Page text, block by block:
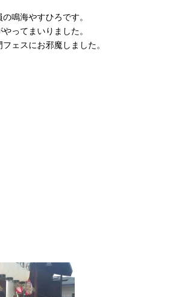
鳴海やすひろです。
ってまいりました。
ェスにお邪魔しました。